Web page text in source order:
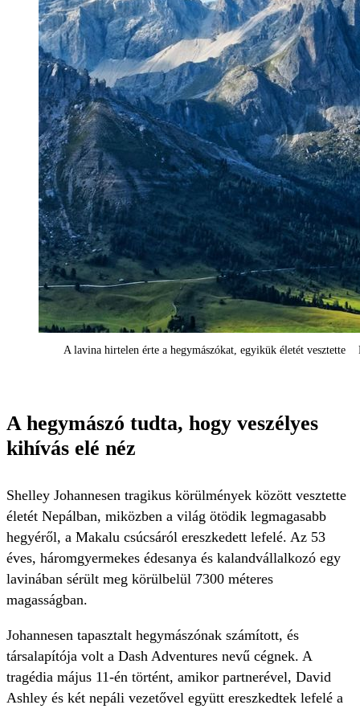
A lavina hirtelen érte a hegymászókat, egyikük életét vesztette
A hegymászó tudta, hogy veszélyes
kihívás elé néz
Shelley Johannesen tragikus körülmények között vesztette
életét Nepálban, miközben a világ ötödik legmagasabb
hegyéről, a Makalu csúcsáról ereszkedett lefelé. Az 53
éves, háromgyermekes édesanya és kalandvállalkozó egy
lavinában sérült meg körülbelül 7300 méteres
magasságban.
Johannesen tapasztalt hegymászónak számított, és
társalapítója volt a Dash Adventures nevű cégnek. A
tragédia május 11-én történt, amikor partnerével, David
Ashley és két nepáli vezetővel együtt ereszkedtek lefelé a